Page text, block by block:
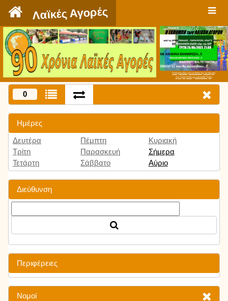
Λαϊκές Αγορές
Πατήστε εδώ για να δείτε την εκπομπή
την Τρίτη 9:00 μμ και κάθε Τρίτη
0
Ημέρες
Δευτέρα
Τρίτη
Τετάρτη
Πέμπτη
Παρασκευή
Σάββατο
Κυριακή
Σήμερα
Αύριο
Διεύθυνση
Περιφέρειες
Νομοί